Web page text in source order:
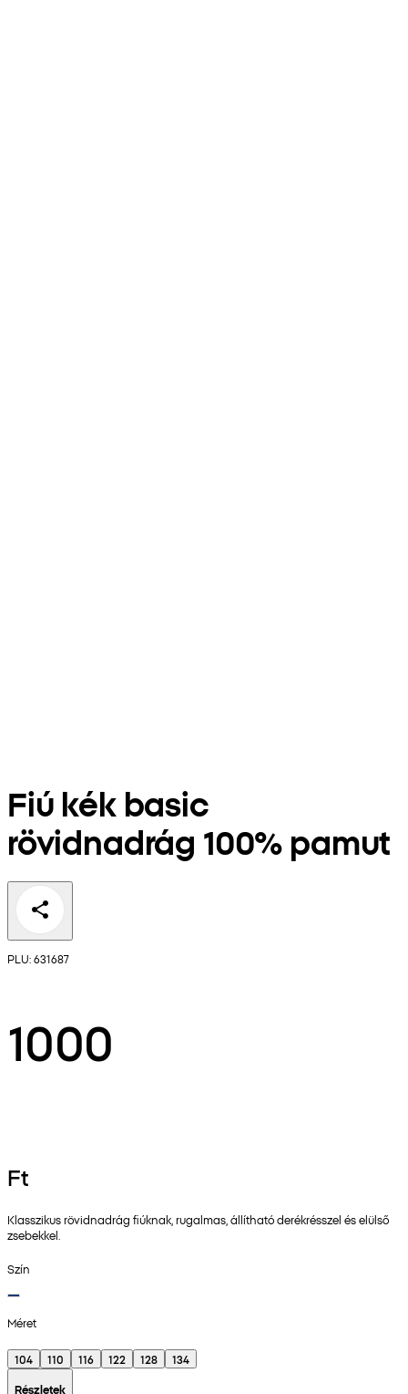
Fiú kék basic
rövidnadrág 100% pamut
PLU: 631687
1000
Ft
Klasszikus rövidnadrág fiúknak, rugalmas, állítható derékrésszel és elülső
zsebekkel.
Szín
Méret
104 110 116 122 128
134
Részletek